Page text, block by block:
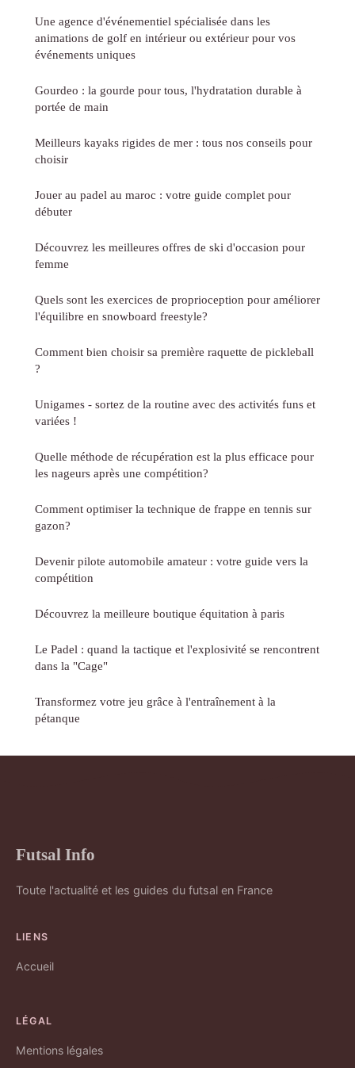
Une agence d'événementiel spécialisée dans les
animations de golf en intérieur ou extérieur pour vos
événements uniques
Gourdeo : la gourde pour tous, l'hydratation durable à
portée de main
Meilleurs kayaks rigides de mer : tous nos conseils pour
choisir
Jouer au padel au maroc : votre guide complet pour
débuter
Découvrez les meilleures offres de ski d'occasion pour
femme
Quels sont les exercices de proprioception pour améliorer
l'équilibre en snowboard freestyle?
Comment bien choisir sa première raquette de pickleball
?
Unigames - sortez de la routine avec des activités funs et
variées !
Quelle méthode de récupération est la plus efficace pour
les nageurs après une compétition?
Comment optimiser la technique de frappe en tennis sur
gazon?
Devenir pilote automobile amateur : votre guide vers la
compétition
Découvrez la meilleure boutique équitation à paris
Le Padel : quand la tactique et l'explosivité se rencontrent
dans la "Cage"
Transformez votre jeu grâce à l'entraînement à la
pétanque
Futsal Info
Toute l'actualité et les guides du futsal en France
LIENS
Accueil
LÉGAL
Mentions légales